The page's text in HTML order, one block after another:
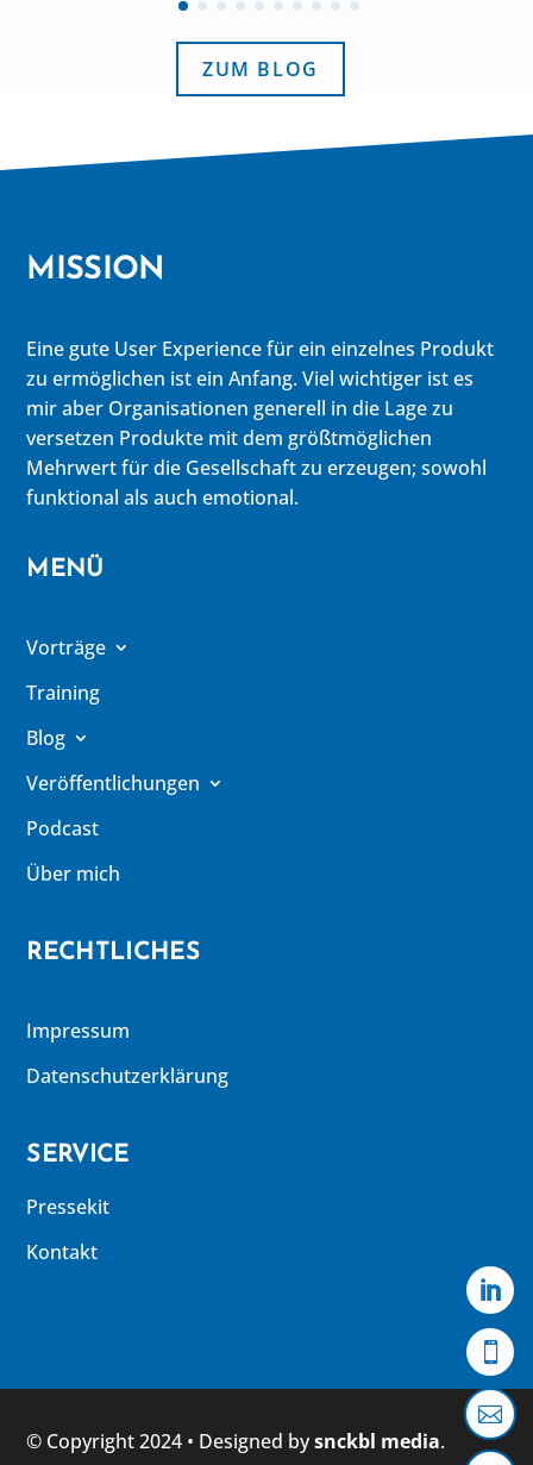
ZUM BLOG
MISSION
Eine gute User Experience für ein einzelnes Produkt
zu ermöglichen ist ein Anfang. Viel wichtiger ist es
mir aber Organisationen generell in die Lage zu
versetzen Produkte mit dem größtmöglichen
Mehrwert für die Gesellschaft zu erzeugen; sowohl
funktional als auch emotional.
MENÜ
Vorträge
Training
Blog
Veröffentlichungen
Podcast
Über mich
RECHTLICHES
Impressum
Datenschutzerklärung
SERVICE
Pressekit
Kontakt
© Copyright 2024 • Designed bysnckbl media.


